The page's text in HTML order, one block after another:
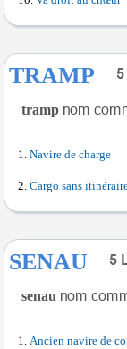
TRAMP
tramp
Navire de charge
Cargo sans
SENAU
senau
Ancien navire de